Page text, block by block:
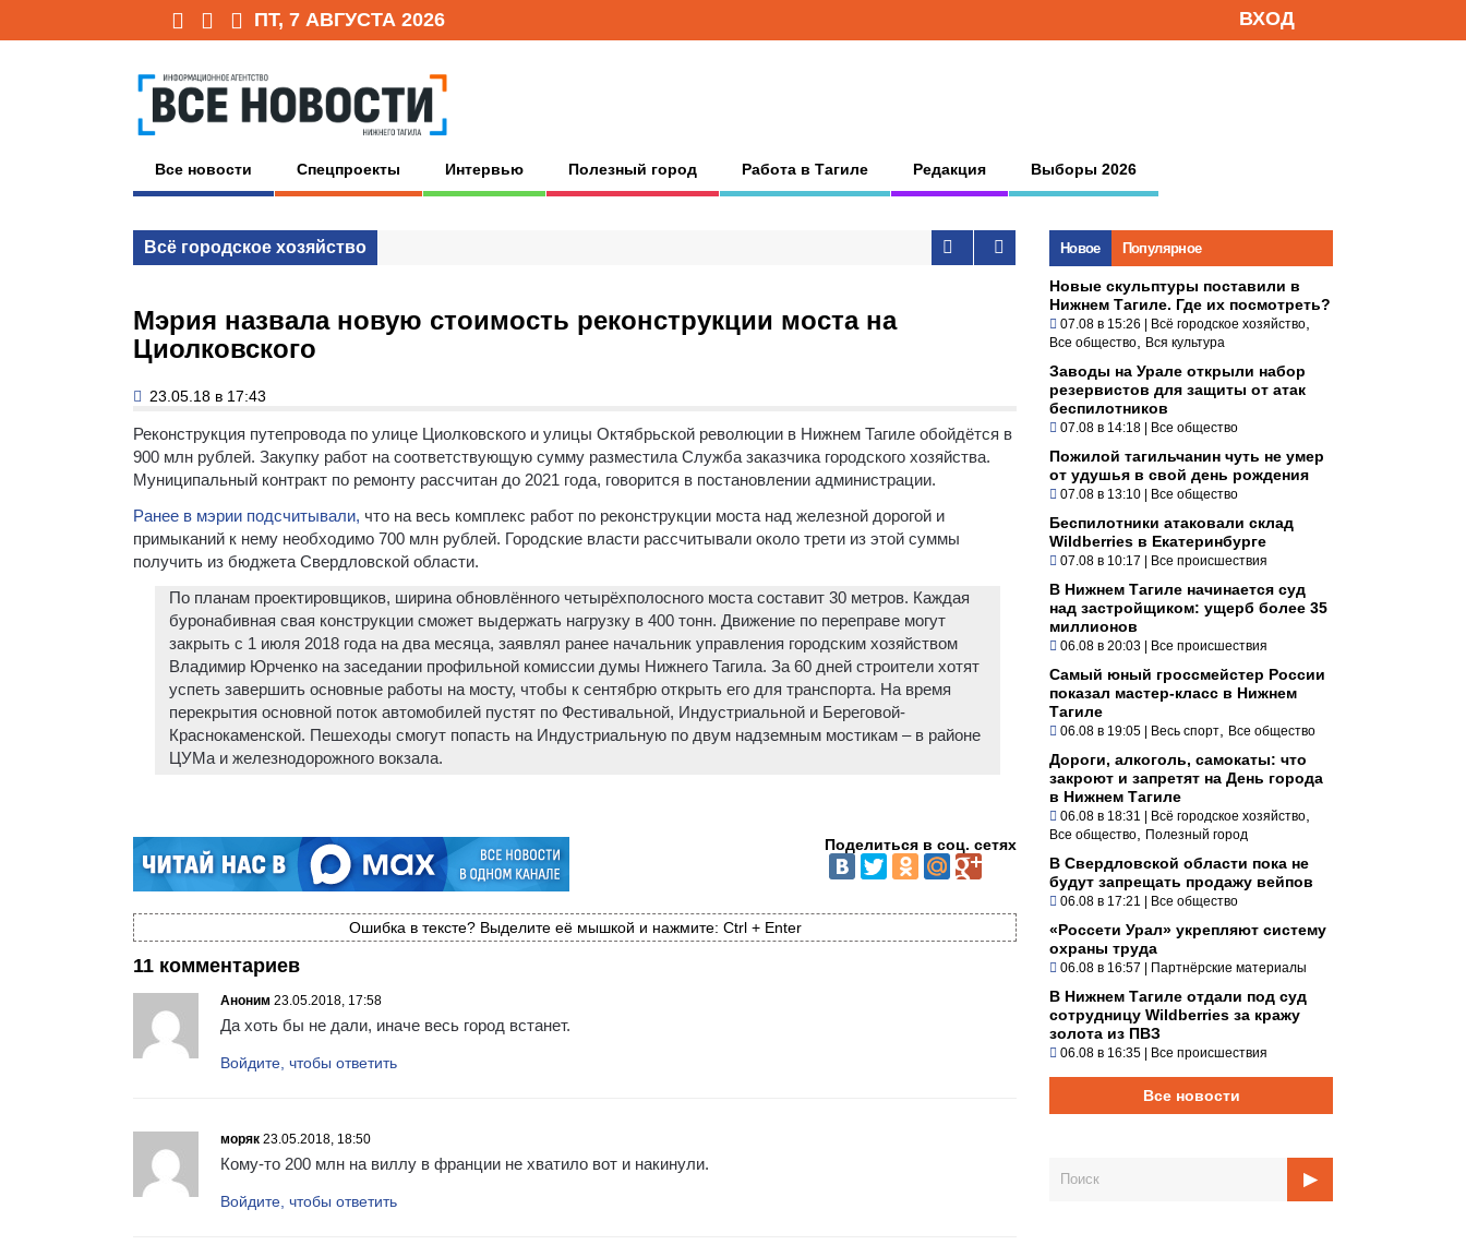
ПТ, 7 АВГУСТА 2026 ВХОД
Все новости Спецпроекты Интервью Полезный город Работа в Тагиле Редакция Выборы 2026
Всё городское хозяйство
Мэрия назвала новую стоимость реконструкции моста на
Циолковского
23.05.18 в 17:43
Реконструкция путепровода по улице Циолковского и улицы Октябрьской революции в Нижнем Тагиле обойдётся в
900 млн рублей. Закупку работ на соответствующую сумму разместила Служба заказчика городского хозяйства.
Муниципальный контракт по ремонту рассчитан до 2021 года, говорится в постановлении администрации.
Ранее в мэрии подсчитывали, что на весь комплекс работ по реконструкции моста над железной дорогой и
примыканий к нему необходимо 700 млн рублей. Городские власти рассчитывали около трети из этой суммы
получить из бюджета Свердловской области.
По планам проектировщиков, ширина обновлённого четырёхполосного моста составит 30 метров. Каждая
буронабивная свая конструкции сможет выдержать нагрузку в 400 тонн. Движение по переправе могут
закрыть с 1 июля 2018 года на два месяца, заявлял ранее начальник управления городским хозяйством
Владимир Юрченко на заседании профильной комиссии думы Нижнего Тагила. За 60 дней строители хотят
успеть завершить основные работы на мосту, чтобы к сентябрю открыть его для транспорта. На время
перекрытия основной поток автомобилей пустят по Фестивальной, Индустриальной и Береговой-
Краснокаменской. Пешеходы смогут попасть на Индустриальную по двум надземным мостикам – в районе
ЦУМа и железнодорожного вокзала.
Поделиться в соц. сетях
Ошибка в тексте? Выделите её мышкой и нажмите: Ctrl + Enter
11 комментариев
Аноним 23.05.2018, 17:58
Да хоть бы не дали, иначе весь город встанет.
Войдите, чтобы ответить
моряк 23.05.2018, 18:50
Кому-то 200 млн на виллу в франции не хватило вот и накинули.
Войдите, чтобы ответить
Новое Популярное
Новые скульптуры поставили в
Нижнем Тагиле. Где их посмотреть?
07.08 в 15:26 | Всё городское хозяйство
Все общество Вся культура
Заводы на Урале открыли набор
резервистов для защиты от атак
беспилотников
07.08 в 14:18 | Все общество
Пожилой тагильчанин чуть не умер
от удушья в свой день рождения
07.08 в 13:10 | Все общество
Беспилотники атаковали склад
Wildberries в Екатеринбурге
07.08 в 10:17 | Все происшествия
В Нижнем Тагиле начинается суд
над застройщиком: ущерб более 35
миллионов
06.08 в 20:03 | Все происшествия
Самый юный гроссмейстер России
показал мастер-класс в Нижнем
Тагиле
06.08 в 19:05 | Весь спорт Все общество
Дороги, алкоголь, самокаты: что
закроют и запретят на День города
в Нижнем Тагиле
06.08 в 18:31 | Всё городское хозяйство
Все общество Полезный город
В Свердловской области пока не
будут запрещать продажу вейпов
06.08 в 17:21 | Все общество
«Россети Урал» укрепляют систему
охраны труда
06.08 в 16:57 | Партнёрские материалы
В Нижнем Тагиле отдали под суд
сотрудницу Wildberries за кражу
золота из ПВЗ
06.08 в 16:35 | Все происшествия
Все новости